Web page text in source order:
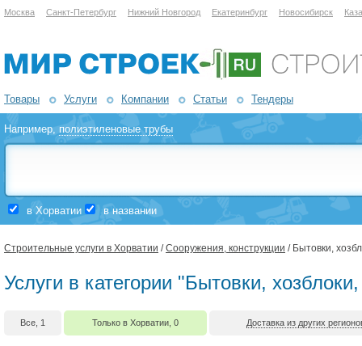
Москва Санкт-Петербург Нижний Новгород Екатеринбург Новосибирск
Товары Услуги Компании Статьи Тендеры
Например,полиэтиленовые трубы
в Хорватии в названии
Строительные услуги в Хорватии /Сооружения, конструкции / Бытовки,
Услуги в категории "Бытовки,
Все, 1 Только в Хорватии, 0 Доставка из других